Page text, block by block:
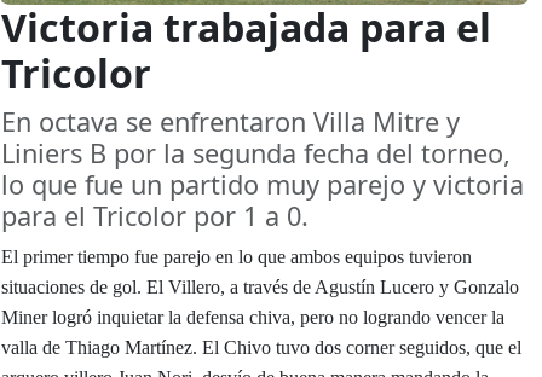
Victoria trabajada para el
Tricolor
En octava se enfrentaron Villa Mitre y
Liniers B por la segunda fecha del torneo,
lo que fue un partido muy parejo y victoria
para el Tricolor por 1 a 0.
El primer tiempo fue parejo en lo que ambos equipos tuvieron
situaciones de gol. El Villero, a través de Agustín Lucero y Gonzalo
Miner logró inquietar la defensa chiva, pero no logrando vencer la
valla de Thiago Martínez. El Chivo tuvo dos corner seguidos, que el